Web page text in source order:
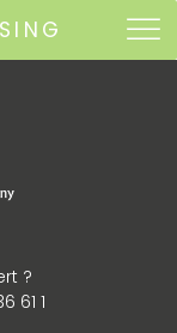
?
61 1